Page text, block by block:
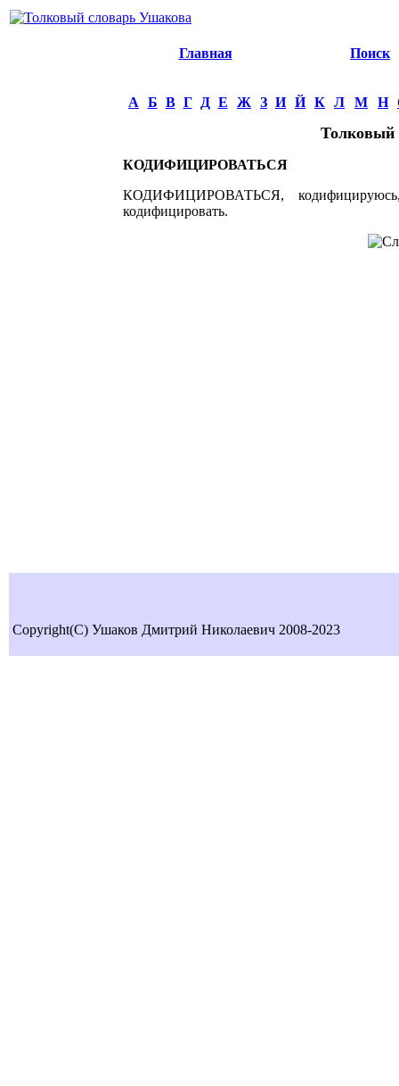
Главная Поиск
А Б В Г Д Е Ж З И Й К Л М Н
Толковый
КОДИФИЦИРОВАТЬСЯ
КОДИФИЦИРОВАТЬСЯ,
кодифицировать.
Copyright(C) Ушаков Дмитрий Николаевич 2008-2023